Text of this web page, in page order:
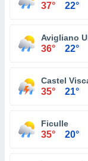
37° 22°
Avigliano
36° 22°
Castel
35° 21°
Ficulle
35° 20°